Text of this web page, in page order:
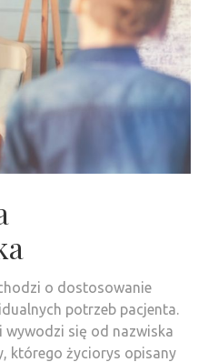
o dostosowanie
potrzeb pacjenta.
wywodzi się od nazwiska
którego życiorys opisany